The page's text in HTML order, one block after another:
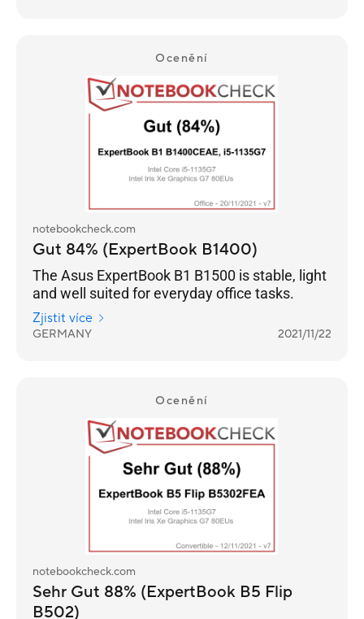
Ocenění
notebookcheck.com
Gut 84% (ExpertBook B1400)
The Asus ExpertBook B1 B1500 is stable, light
and well suited for everyday office tasks.
Zjistit více
GERMANY 2021/11/22
Ocenění
notebookcheck.com
Sehr Gut 88% (ExpertBook B5 Flip
B502)